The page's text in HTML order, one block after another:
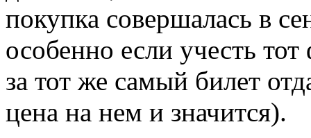
покупка совершалась в
особенно если учесть
за тот же самый билет
цена на нем и значится).